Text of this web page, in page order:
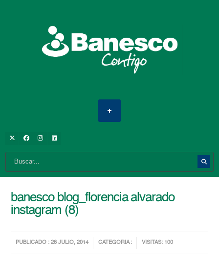
banesco blog_florencia alvarado
instagram (8)
PUBLICADO : 28 JULIO, 2014 CATEGORIA : VISITAS: 100